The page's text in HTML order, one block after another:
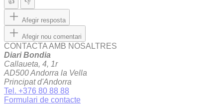
Afegir resposta
Afegir nou comentari
CONTACTA AMB NOSALTRES
Diari Bondia
Callaueta, 4, 1r
AD500 Andorra la Vella
Principat d'Andorra
Tel. +376 80 88 88
Formulari de contacte